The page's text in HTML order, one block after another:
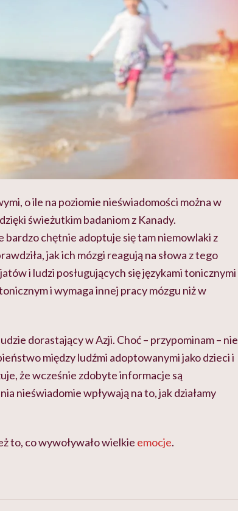
o ile na poziomie nieświadomości można w
świeżutkim badaniom z Kanady.
bardzo chętnie adoptuje się tam niemowlaki z
jak ich mózgi reagują na słowa z tego
i ludzi posługujących się językami tonicznymi
i wymaga innej pracy mózgu niż w
dorastający w Azji. Choć – przypominam – nie
między ludźmi adoptowanymi jako dzieci i
że wcześnie zdobyte informacje są
nieświadomie wpływają na to, jak działamy
to, co wywoływało wielkie emocje.